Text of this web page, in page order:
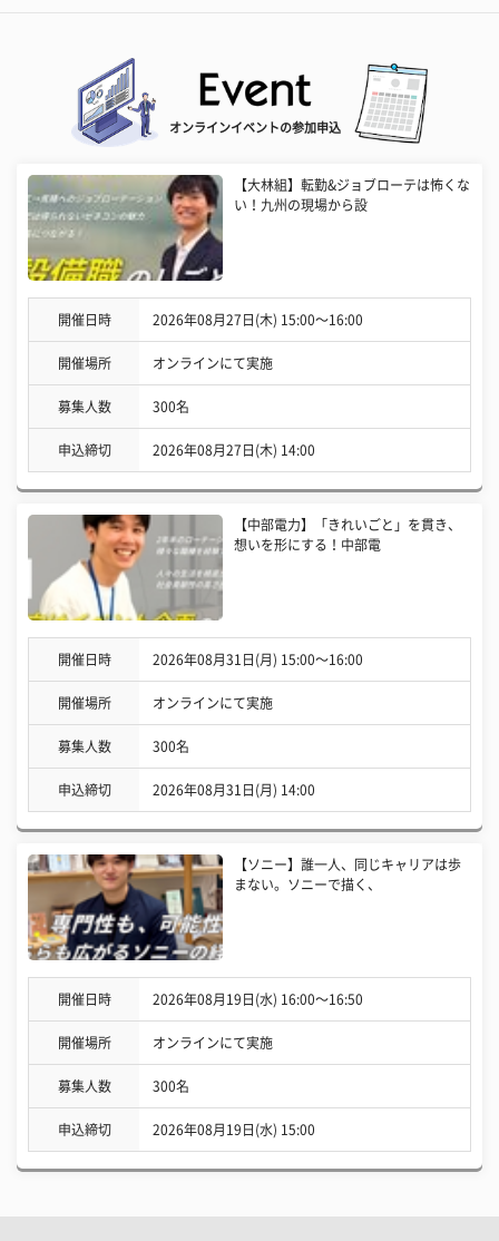
オンラインイベントの参加申込
【大林組】転勤&ジョブローテは怖くな
い！九州の現場から設
開催日時 2026年08月27日(木) 15:00〜16:00
開催場所 オンラインにて実施
募集人数 300名
申込締切 2026年08月27日(木) 14:00
【中部電力】「きれいごと」を貫き、
想いを形にする！中部電
開催日時 2026年08月31日(月) 15:00〜16:00
開催場所 オンラインにて実施
募集人数 300名
申込締切 2026年08月31日(月) 14:00
【ソニー】誰一人、同じキャリアは歩
まない。ソニーで描く、
開催日時 2026年08月19日(水) 16:00〜16:50
開催場所 オンラインにて実施
募集人数 300名
申込締切 2026年08月19日(水) 15:00